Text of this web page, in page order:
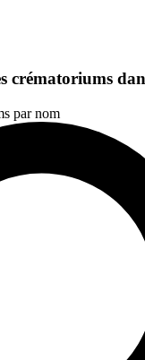
crématoriums
par nom